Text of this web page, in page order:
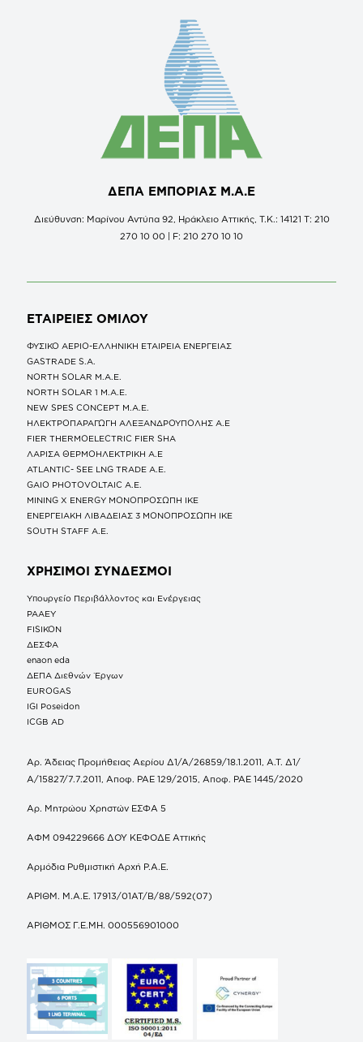
ΔΕΠΑ ΕΜΠΟΡΙΑΣ Μ.Α.Ε
Διεύθυνση: Μαρίνου Αντύπα 92, Ηράκλειο Αττικής, Τ.Κ.: 14121 Τ: 210
270 10 00 | F: 210 270 10 10
ΕΤΑΙΡΕΙΕΣ ΟΜΙΛΟΥ
ΦΥΣΙΚΟ ΑΕΡΙΟ-ΕΛΛΗΝΙΚΗ ΕΤΑΙΡΕΙΑ ΕΝΕΡΓΕΙΑΣ
GASTRADE S.A.
NORTH SOLAR M.Α.Ε.
NORTH SOLAR 1 M.Α.Ε.
NEW SPES CONCEPT Μ.Α.Ε.
ΗΛΕΚΤΡΟΠΑΡΑΓΩΓΗ ΑΛΕΞΑΝΔΡΟΥΠΟΛΗΣ A.E
FIER THERMOELECTRIC FIER SHA
ΛΑΡΙΣΑ ΘΕΡΜΟΗΛΕΚΤΡΙΚΗ A.E
ATLANTIC- SEE LNG TRADE A.E.
GAIO PHOTOVOLTAIC Α.Ε.
MINING X ENERGY ΜΟΝΟΠΡΟΣΩΠΗ ΙΚΕ
ΕΝΕΡΓΕΙΑΚΗ ΛΙΒΑΔΕΙΑΣ 3 ΜΟΝΟΠΡΟΣΩΠΗ ΙΚΕ
SOUTH STAFF Α.Ε.
ΧΡΗΣΙΜΟΙ ΣΥΝΔΕΣΜΟΙ
Υπουργείο Περιβάλλοντος και Ενέργειας
ΡΑΑΕΥ
FISIKON
ΔΕΣΦΑ
enaon eda
ΔΕΠΑ Διεθνών Έργων
EUROGAS
IGI Poseidon
ICGB AD
Αρ. Άδειας Προμήθειας Αερίου Δ1/Α/26859/18.1.2011, Α.Τ. Δ1/
Α/15827/7.7.2011, Αποφ. ΡΑΕ 129/2015, Αποφ. ΡΑΕ 1445/2020
Αρ. Μητρώου Χρηστών ΕΣΦΑ 5
ΑΦΜ 094229666 ΔΟΥ ΚΕΦΟΔΕ Αττικής
Αρμόδια Ρυθμιστική Αρχή Ρ.Α.Ε.
ΑΡΙΘΜ. Μ.Α.Ε. 17913/01ΑΤ/Β/88/592(07)
ΑΡΙΘΜΟΣ Γ.Ε.ΜΗ. 000556901000